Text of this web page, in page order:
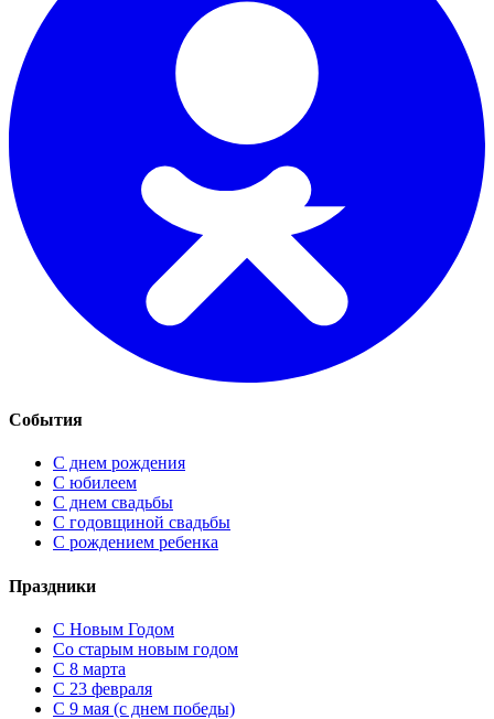
События
С днем рождения
С юбилеем
С днем свадьбы
С годовщиной свадьбы
С рождением ребенка
Праздники
C Новым Годом
Cо старым новым годом
С 8 марта
С 23 февраля
С 9 мая (с днем победы)